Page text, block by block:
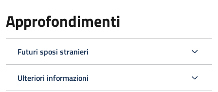
Approfondimenti
Futuri sposi stranieri
Ulteriori informazioni